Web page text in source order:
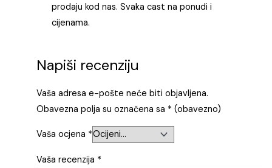
prodaju kod nas. Svaka cast na ponudi i
cijenama.
Napiši recenziju
Vaša adresa e-pošte neće biti objavljena.
Obavezna polja su označena sa * (obavezno)
Vaša ocjena *
Vaša recenzija *